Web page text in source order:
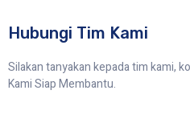
Hubungi Tim Kami
Silakan tanyakan kepada tim kami,
Kami Siap Membantu.